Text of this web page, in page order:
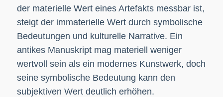
der materielle Wert eines Artefakts messbar ist,
steigt der immaterielle Wert durch symbolische
Bedeutungen und kulturelle Narrative. Ein
antikes Manuskript mag materiell weniger
wertvoll sein als ein modernes Kunstwerk, doch
seine symbolische Bedeutung kann den
subjektiven Wert deutlich erhöhen.